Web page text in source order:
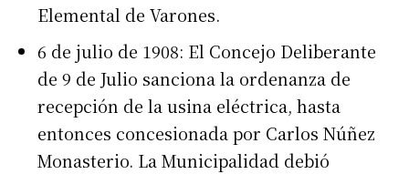
Elemental de Varones.
6 de julio de 1908: El Concejo Deliberante
de 9 de Julio sanciona la ordenanza de
recepción de la usina eléctrica, hasta
entonces concesionada por Carlos Núñez
Monasterio. La Municipalidad debió